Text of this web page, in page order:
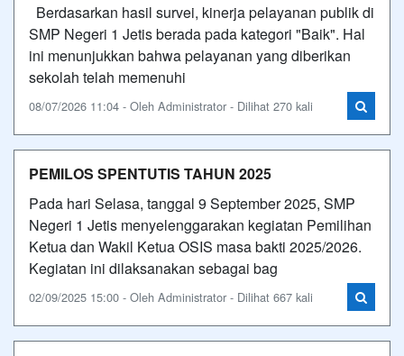
Berdasarkan hasil survei, kinerja pelayanan publik di
SMP Negeri 1 Jetis berada pada kategori "Baik". Hal
ini menunjukkan bahwa pelayanan yang diberikan
sekolah telah memenuhi
08/07/2026 11:04 - Oleh Administrator - Dilihat 270 kali
PEMILOS SPENTUTIS TAHUN 2025
Pada hari Selasa, tanggal 9 September 2025, SMP
Negeri 1 Jetis menyelenggarakan kegiatan Pemilihan
Ketua dan Wakil Ketua OSIS masa bakti 2025/2026.
Kegiatan ini dilaksanakan sebagai bag
02/09/2025 15:00 - Oleh Administrator - Dilihat 667 kali